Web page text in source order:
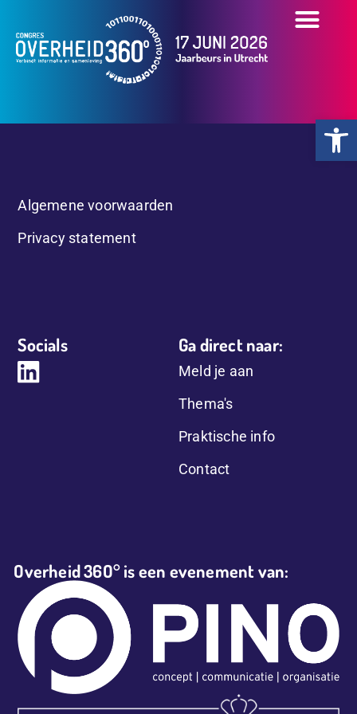
Overheid 36O° is een evenement van:
Ga direct naar:
Meld je aan
Thema's
Praktische info
Contact
Socials
Algemene voorwaarden
Privacy statement